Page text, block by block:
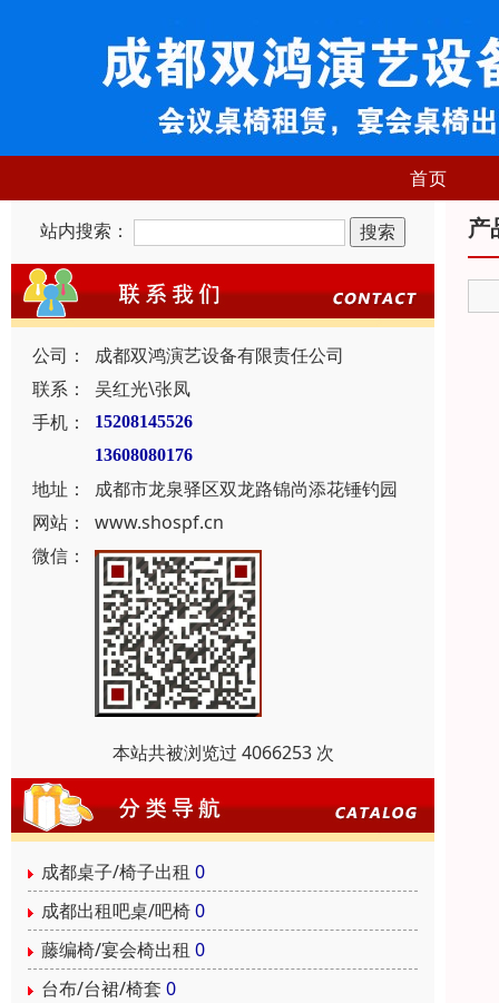
首页
站内搜索：
公司：
成都双鸿演艺设备有限责任公司
联系：
吴红光\张凤
手机：
15208145526
13608080176
地址：
成都市龙泉驿区双龙路锦尚添花锤钓园
网站：
www.shospf.cn
微信：
本站共被浏览过 4066253 次
成都桌子/椅子出租 0
成都出租吧桌/吧椅0
藤编椅/宴会椅出租 0
台布/台裙/椅套 0
产